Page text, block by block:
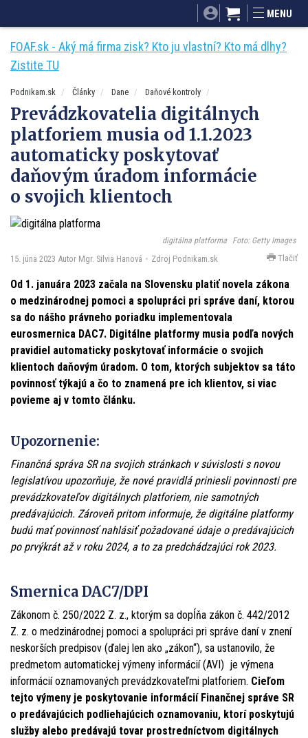
Mnamky-recepty.sk
MENU
FOAF.sk - Aký má firma zisk? Kto ju vlastní? Kto má dlhy?
Zistite TU
Podnikam.sk Články Dane Daňové kontroly
Prevádzkovatelia digitálnych
platforiem musia od 1.1.2023
automaticky poskytovať
daňovým úradom informácie
o svojich klientoch
digitálna platforma Foto: Getty Images
15. júna 2023 Autor Mgr. Silvia Hanová Zdroj Podnikam.sk Tlačiť
Od 1. januára 2023 začala na Slovensku platiť novela zákona
o medzinárodnej pomoci a spolupráci pri správe daní, ktorou
sa do nášho právneho poriadku implementovala
eurosmernica DAC7. Digitálne platformy musia podľa nových
pravidiel automaticky poskytovať informácie o svojich
klientoch daňovým úradom. O tom, ktorých subjektov sa táto
povinnosť týkajú a čo to znamená pre ich klientov, si viac
povieme aj v tomto článku.
Upozornenie:
Finančná správa SR na svojich stránkach v súvislosti s novou
legislatívou upozorňuje, že nové pravidlá priniesli povinnosti pre
prevádzkovateľov digitálnych platforiem, nie samotných
predávajúcich. Zároveň pritom informuje, že digitálne platformy
budú mať povinnosť nahlásiť požadované údaje o predávajúcich
po prvýkrát až v roku 2024, a to za predchádzajúci rok 2023.
Smernica DAC7/DPI
Zákonom č. 250/2022 Z. z., ktorým sa dopĺňa zákon č. 442/2012
Z. z. o medzinárodnej pomoci a spolupráci pri správe daní v znení
neskorších predpisov (ďalej len ako „zákon“), sa ustanovilo, že
predmetom automatickej výmeny informácií (AVI) je výmena
informácií oznamovaných prevádzkovateľmi platforiem. Cieľom
tejto výmeny je poskytovanie informácií Finančnej správe SR
o predávajúcich podliehajúcich oznamovaniu, ktorí poskytujú
služby alebo predávajú tovar prostredníctvom digitálnych